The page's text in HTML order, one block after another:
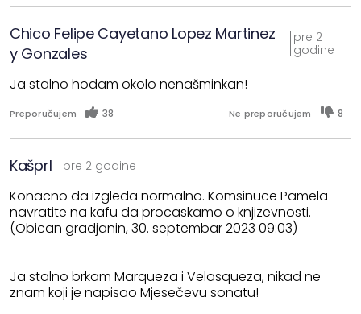
Chico Felipe Cayetano Lopez Martinez
y Gonzales
pre 2
godine
Ja stalno hodam okolo nenašminkan!
Preporučujem 38 Ne preporučujem 8
Kašprl pre 2 godine
Konacno da izgleda normalno. Komsinuce Pamela
navratite na kafu da procaskamo o knjizevnosti.
(Obican gradjanin, 30. septembar 2023 09:03)
Ja stalno brkam Marqueza i Velasqueza, nikad ne
znam koji je napisao Mjesečevu sonatu!